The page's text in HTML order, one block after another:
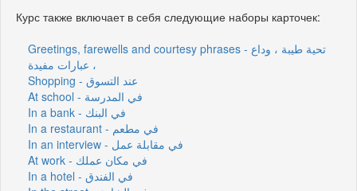
Курс также включает в себя следующие наборы карточек:
Greetings, farewells and courtesy phrases - تحية طيبة ، وداع
، عبارات مفيدة
Shopping - عند التسوق
At school - في المدرسة
In a bank - في البنك
In a restaurant - في مطعم
In an interview - في مقابلة عمل
At work - في مكان عملك
In a hotel - في الفندق